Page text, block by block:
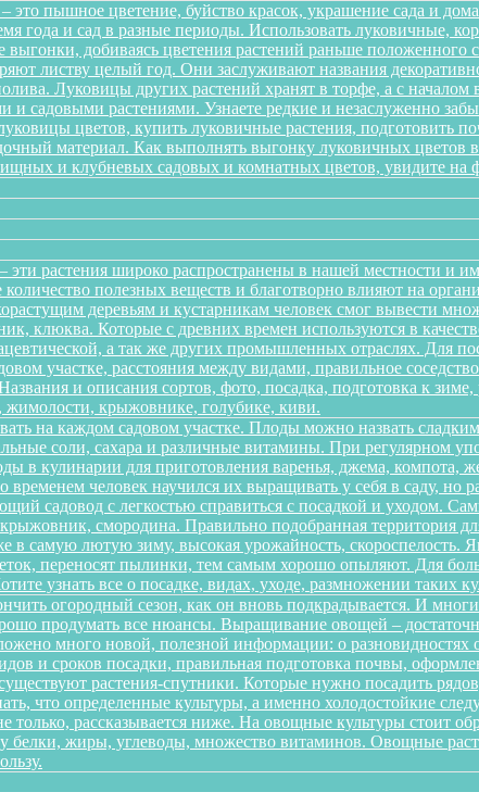
пышное цветение, буйство красок, украшение сада и
года и сад в разные периоды. Использовать луковичные,
добиваясь цветения растений раньше
листву целый год. Они заслуживают названия
Луковицы других растений хранят в торфе, а с
садовыми растениями. Узнаете редкие и незаслуженно
цветов, купить луковичные растения, подготовить
материал. Как выполнять выгонку луковичных цветов
и клубневых садовых и комнатных цветов, увидите на
эти растения широко распространены в нашей местности и
полезных веществ и благотворно влияют на
деревьям и кустарникам человек смог вывести
клюква. Которые с древних времен используются в
а так же других промышленных отраслях. Для
участке, расстояния между видами, правильное
и описания сортов, фото, посадка, подготовка к
жимолости, крыжовнике, голубике, киви.
на каждом садовом участке. Плоды можно назвать
соли, сахара и различные витамины. При регулярном
в кулинарии для приготовления варенья, джема, компота,
человек научился их выращивать у себя в саду, но
садовод с легкостью справиться с посадкой и уходом.
смородина. Правильно подобранная территория
в самую лютую зиму, высокая урожайность, скороспелость.
переносят пылинки, тем самым хорошо опыляют. Для
узнать все о посадке, видах, уходе, размножении таких
огородный сезон, как он вновь подкрадывается. И
продумать все нюансы. Выращивание овощей –
много новой, полезной информации: о
и сроков посадки, правильная подготовка почвы,
растения-спутники. Которые нужно посадить
что определенные культуры, а именно холодостойкие
только, рассказывается ниже. На овощные культуры стоит
белки, жиры, углеводы, множество витаминов. Овощные